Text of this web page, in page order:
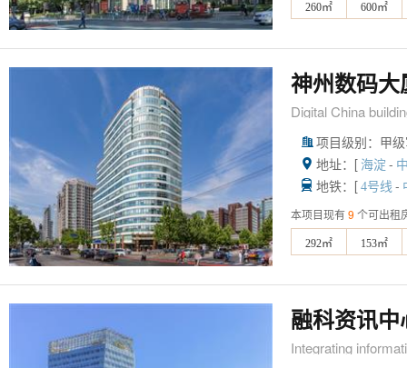
260㎡ 600㎡
神州数码大
Digital China
 项目级别：甲
 地址：[ 海淀 -
 地铁：[ 4号线 -
本项目现有9 个可出租
292㎡ 153㎡
融科资讯中
Integrating